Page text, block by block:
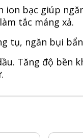
ion bạc giúp
tắc máng xả.
tụ, ngăn bụi
Tăng độ bền